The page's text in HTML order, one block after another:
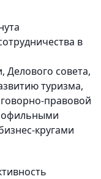
в
Делового совета,
туризма,
правовой
кругами